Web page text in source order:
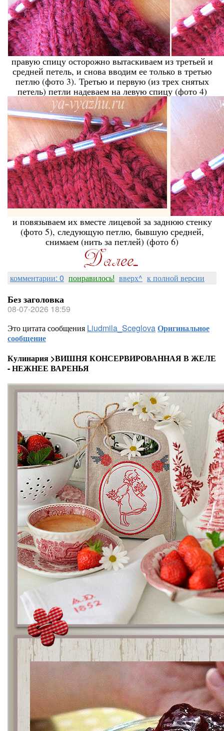
правую спицу осторожно вытаскиваем из третьей и
средней петель, и снова вводим ее только в третью
петлю (фото 3). Третью и первую (из трех снятых
петель) петли надеваем на левую спицу (фото 4)
и повязываем их вместе лицевой за заднюю стенку
(фото 5), следующую петлю, бывшую средней,
снимаем (нить за петлей) (фото 6)
комментарии: 0 понравилось! вверх^ к полной версии
Без заголовка
08-07-2026 18:59
Это цитата сообщения Liudmila_SceglovaОригинальное
сообщение
Кулинария >ВИШНЯ КОНСЕРВИРОВАННАЯ В ЖЕЛЕ
- НЕЖНЕЕ ВАРЕНЬЯ